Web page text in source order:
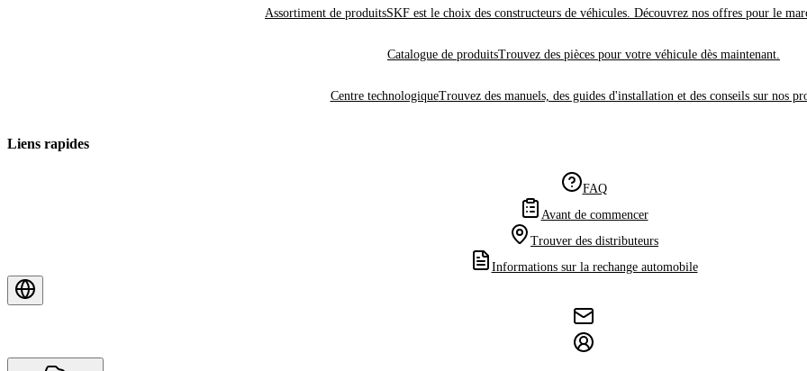
Assortiment de produitsSKF est le choix des constructeurs de véhicules. Découvrez nos offres pour le
Catalogue de produitsTrouvez des pièces pour votre véhicule dès maintenant.
Centre technologiqueTrouvez des manuels, des guides d'installation et des conseils sur nos
Liens rapides
FAQ
Avant de commencer
Trouver des distributeurs
Informations sur la rechange automobile